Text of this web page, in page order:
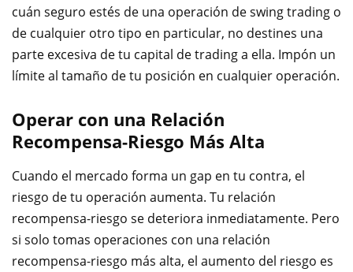
cuán seguro estés de una operación de swing trading o
de cualquier otro tipo en particular, no destines una
parte excesiva de tu capital de trading a ella. Impón un
límite al tamaño de tu posición en cualquier operación.
Operar con una Relación
Recompensa-Riesgo Más Alta
Cuando el mercado forma un gap en tu contra, el
riesgo de tu operación aumenta. Tu relación
recompensa-riesgo se deteriora inmediatamente. Pero
si solo tomas operaciones con una relación
recompensa-riesgo más alta, el aumento del riesgo es